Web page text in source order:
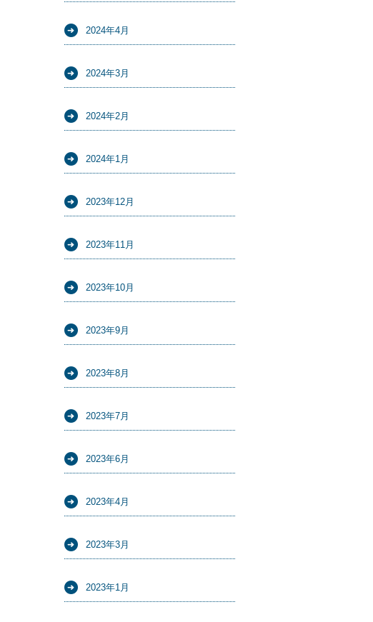
2024年4月
2024年3月
2024年2月
2024年1月
2023年12月
2023年11月
2023年10月
2023年9月
2023年8月
2023年7月
2023年6月
2023年4月
2023年3月
2023年1月